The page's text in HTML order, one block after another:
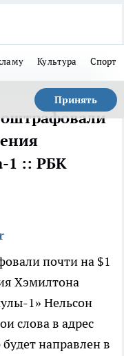
Культура Спорт
Принять
1 :: РБК
почти на $1
Хэмилтона
1» Нельсон
слова в адрес
направлен в